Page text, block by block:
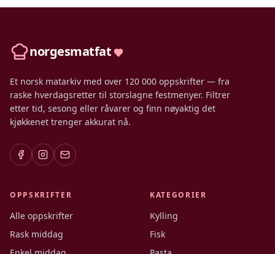
norgesmatfat
Et norsk matarkiv med over 120 000 oppskrifter — fra
raske hverdagsretter til storslagne festmenyer. Filtrer
etter tid, sesong eller råvarer og finn nøyaktig det
kjøkkenet trenger akkurat nå.
OPPSKRIFTER
Alle oppskrifter
Rask middag
KATEGORIER
Kylling
Fisk